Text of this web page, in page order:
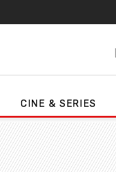
CINE & SERIES